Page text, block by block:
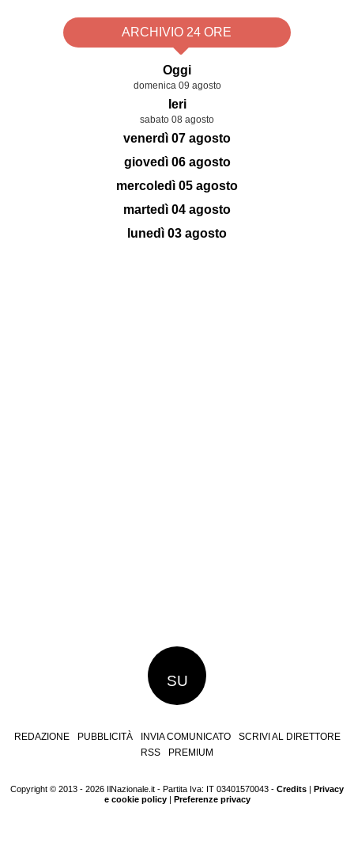
ARCHIVIO 24 ORE
Oggi
domenica 09 agosto
Ieri
sabato 08 agosto
venerdì 07 agosto
giovedì 06 agosto
mercoledì 05 agosto
martedì 04 agosto
lunedì 03 agosto
SU
REDAZIONE PUBBLICITÀ INVIA COMUNICATO
SCRIVI AL DIRETTORE
RSS
PREMIUM
Copyright © 2013 - 2026 IlNazionale.it - Partita Iva: IT 03401570043 - Credits | Privacy
e cookie policy| Preferenze privacy